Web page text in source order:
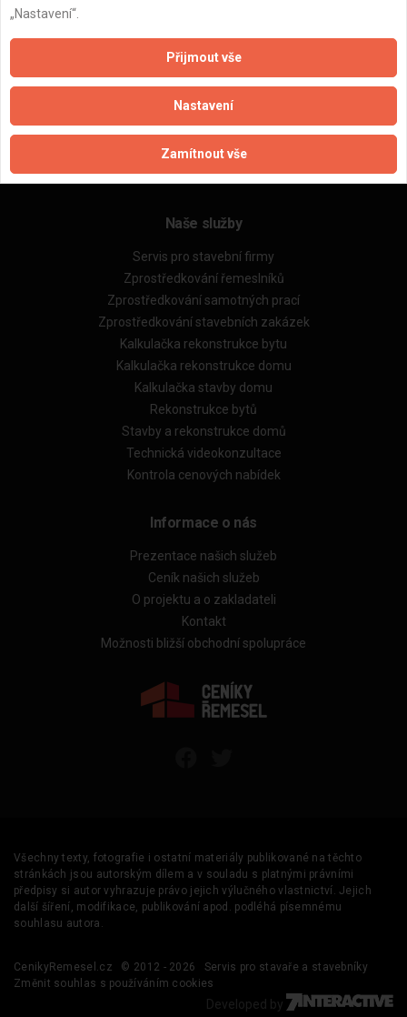
Zpracování a ochrana osobních údajů
Zásady pro používání souborů cookie
Obchodní podmínky (zprostředkování)
Obchodní podmínky (rozpočtování)
Reference
Naše excelové tabulky online
Naše služby
Servis pro stavební firmy
Zprostředkování řemeslníků
Zprostředkování samotných prací
Zprostředkování stavebních zakázek
Kalkulačka rekonstrukce bytu
Kalkulačka rekonstrukce domu
Kalkulačka stavby domu
Rekonstrukce bytů
Stavby a rekonstrukce domů
Technická videokonzultace
Kontrola cenových nabídek
Informace o nás
Prezentace našich služeb
Ceník našich služeb
O projektu a o zakladateli
Kontakt
Možnosti bližší obchodní spolupráce
Všechny texty, fotografie i ostatní materiály publikované na těchto
stránkách jsou autorským dílem a v souladu s platnými právními
předpisy si autor vyhrazuje právo jejich výlučného vlastnictví. Jejich
další šíření, modifikace, publikování apod. podléhá písemnému
souhlasu autora.
CenikyRemesel.cz © 2012 - 2026
Servis pro stavaře a stavebníky
Změnit souhlas s používáním cookies
Developed by
„Nastavení“.
Přijmout vše
Nastavení
Zamítnout vše